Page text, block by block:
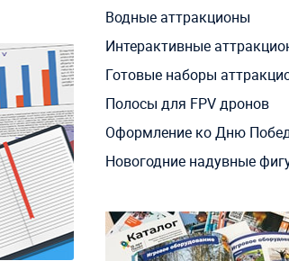
Водные аттракционы
Интерактивные
Готовые наборы
Полосы для FPV дронов
Оформление ко Дню
Новогодние надувные